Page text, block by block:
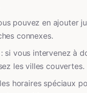
pouvez en ajouter
connexes.
si vous intervenez à
les villes couvertes.
horaires spéciaux